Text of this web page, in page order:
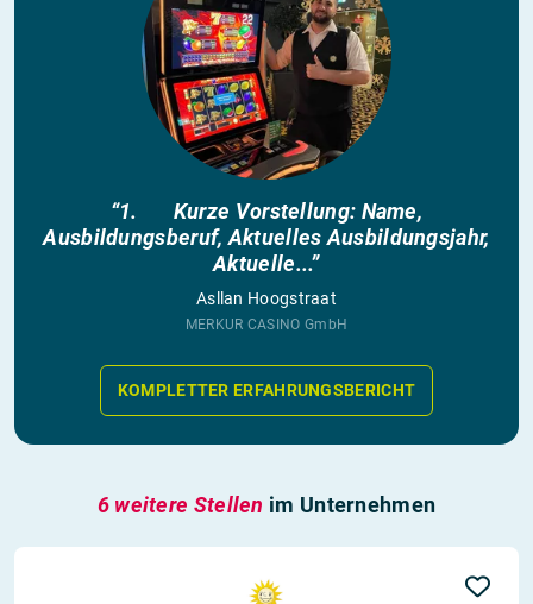
“1. Kurze Vorstellung: Name,
Ausbildungsberuf, Aktuelles Ausbildungsjahr,
Aktuelle...”
Asllan Hoogstraat
MERKUR CASINO GmbH
KOMPLETTER ERFAHRUNGSBERICHT
6 weitere Stellen im Unternehmen